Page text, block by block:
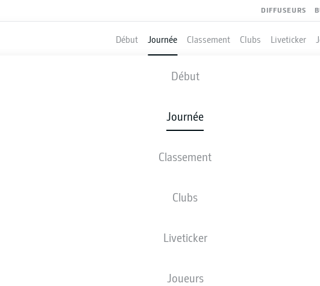
DIFFUSEURS
Début Journée Classement Clubs Liveticker
Début
Journée
Classement
Clubs
Liveticker
Joueurs
ARMINIA BIELEFELD - WOLFSBURG
COMPOSITIONS STATISTIQUES